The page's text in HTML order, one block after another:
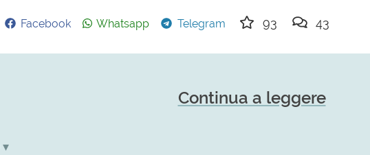
Facebook Whatsapp Telegram 93 43
Continua a leggere
▾